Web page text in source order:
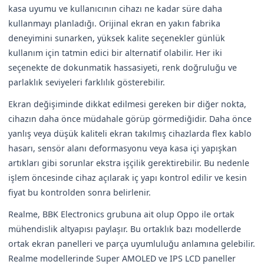
kasa uyumu ve kullanıcının cihazı ne kadar süre daha
kullanmayı planladığı. Orijinal ekran en yakın fabrika
deneyimini sunarken, yüksek kalite seçenekler günlük
kullanım için tatmin edici bir alternatif olabilir. Her iki
seçenekte de dokunmatik hassasiyeti, renk doğruluğu ve
parlaklık seviyeleri farklılık gösterebilir.
Ekran değişiminde dikkat edilmesi gereken bir diğer nokta,
cihazın daha önce müdahale görüp görmediğidir. Daha önce
yanlış veya düşük kaliteli ekran takılmış cihazlarda flex kablo
hasarı, sensör alanı deformasyonu veya kasa içi yapışkan
artıkları gibi sorunlar ekstra işçilik gerektirebilir. Bu nedenle
işlem öncesinde cihaz açılarak iç yapı kontrol edilir ve kesin
fiyat bu kontrolden sonra belirlenir.
Realme, BBK Electronics grubuna ait olup Oppo ile ortak
mühendislik altyapısı paylaşır. Bu ortaklık bazı modellerde
ortak ekran panelleri ve parça uyumluluğu anlamına gelebilir.
Realme modellerinde Super AMOLED ve IPS LCD paneller